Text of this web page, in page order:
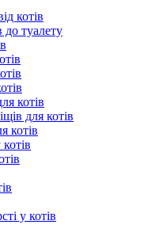
котів
до туалету
котів
для котів
котів
у котів